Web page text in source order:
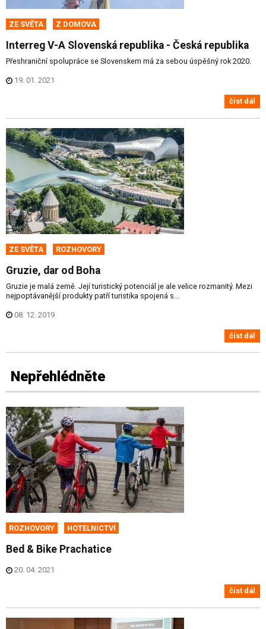
ZE SVĚTA Z DOMOVA
Interreg V-A Slovenská republika - Česká republika
Přeshraniční spolupráce se Slovenskem má za sebou úspěšný rok 2020.
19. 01. 2021
číst dál
ZE SVĚTA ROZHOVORY
Gruzie, dar od Boha
Gruzie je malá země. Její turistický potenciál je ale velice rozmanitý. Mezi
nejpoptávanější produkty patří turistika spojená s...
08. 12. 2019
číst dál
Nepřehlédněte
ROZHOVORY HOTELNICTVÍ
Bed & Bike Prachatice
20. 04. 2021
číst dál